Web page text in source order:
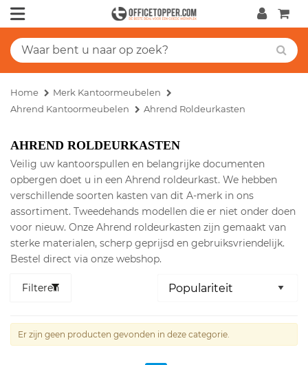
Home
Merk Kantoormeubelen
Ahrend Kantoormeubelen
Ahrend Roldeurkasten
AHREND ROLDEURKASTEN
Veilig uw kantoorspullen en belangrijke documenten
opbergen doet u in een Ahrend roldeurkast. We hebben
verschillende soorten kasten van dit A-merk in ons
assortiment. Tweedehands modellen die er niet onder doen
voor nieuw. Onze Ahrend roldeurkasten zijn gemaakt van
sterke materialen, scherp geprijsd en gebruiksvriendelijk.
Bestel direct via onze webshop.
Filteren
Er zijn geen producten gevonden in deze categorie.